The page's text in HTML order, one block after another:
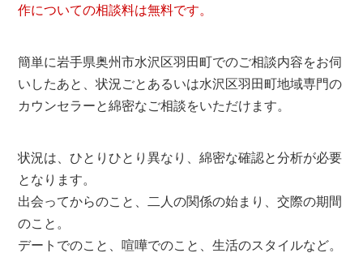
作についての相談料は無料です。
簡単に岩手県奥州市水沢区羽田町でのご相談内容をお伺
いしたあと、状況ごとあるいは水沢区羽田町地域専門の
カウンセラーと綿密なご相談をいただけます。
状況は、ひとりひとり異なり、綿密な確認と分析が必要
となります。
出会ってからのこと、二人の関係の始まり、交際の期間
のこと。
デートでのこと、喧嘩でのこと、生活のスタイルなど。